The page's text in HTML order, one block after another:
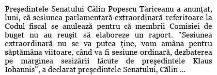
Preşedintele Senatului Călin Popescu Tăriceanu a anunţat,
luni, că sesiunea parlamentară extraordinară referitoare la
Codul fiscal se anulează pentru că membrii Comisiei de
buget nu au reuşit să elaboreze un raport. "Sesiunea
extraordinară nu se va putea ţine, vom amâna pentru
săptămâna viitoare, când va fi sesiune ordinară, dezbaterea
pe marginea sesizării făcute de preşedintele Klaus
Iohannis", a declarat preşedintele Senatului, Călin ...